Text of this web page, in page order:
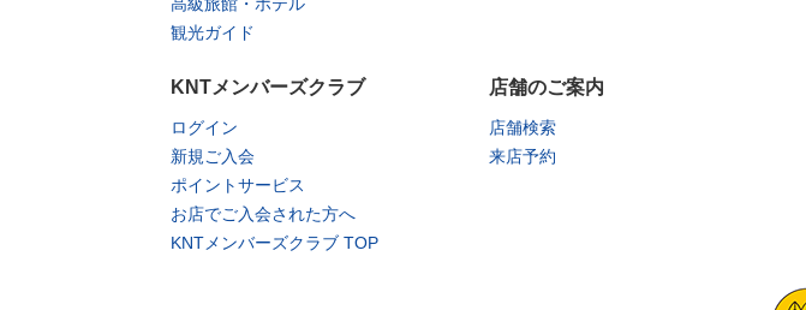
高級旅館・ホテル
観光ガイド
KNTメンバーズクラブ
ログイン
新規ご入会
ポイントサービス
お店でご入会された方へ
KNTメンバーズクラブ TOP
店舗のご案内
店舗検索
来店予約